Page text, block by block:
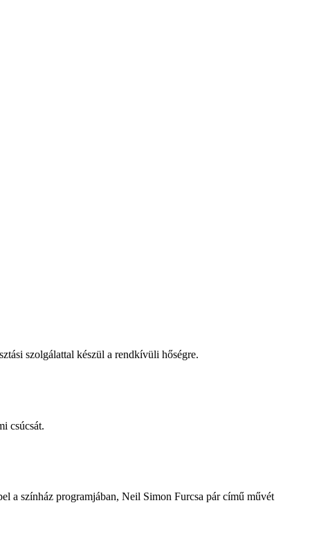
szolgálattal készül a rendkívüli hőségre.
csúcsát.
a színház programjában, Neil Simon Furcsa pár című művét